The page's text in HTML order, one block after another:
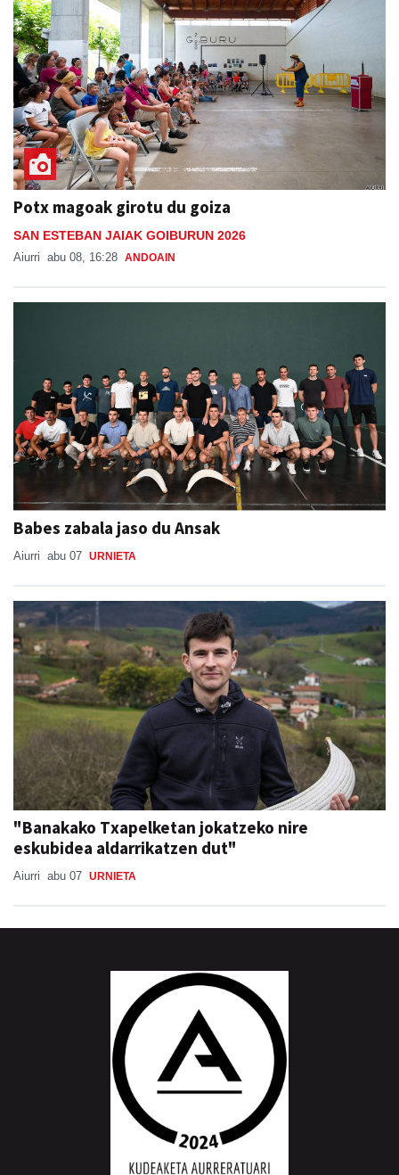
Potx magoak girotu du goiza
SAN ESTEBAN JAIAK GOIBURUN 2026
Aiurri abu 08, 16:28 ANDOAIN
Babes zabala jaso du Ansak
Aiurri abu 07 URNIETA
"Banakako Txapelketan jokatzeko nire
eskubidea aldarrikatzen dut"
Aiurri abu 07 URNIETA